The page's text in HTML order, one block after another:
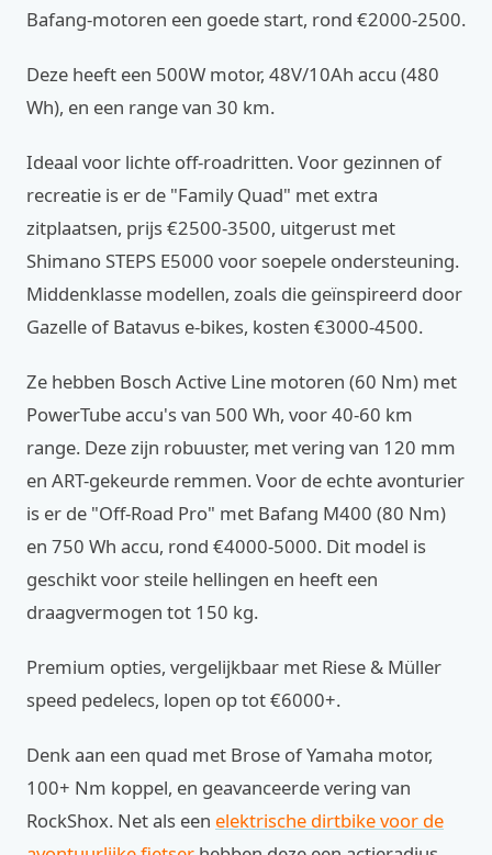
Bafang-motoren een goede start, rond €2000-2500.
Deze heeft een 500W motor, 48V/10Ah accu (480
Wh), en een range van 30 km.
Ideaal voor lichte off-roadritten. Voor gezinnen of
recreatie is er de "Family Quad" met extra
zitplaatsen, prijs €2500-3500, uitgerust met
Shimano STEPS E5000 voor soepele ondersteuning.
Middenklasse modellen, zoals die geïnspireerd door
Gazelle of Batavus e-bikes, kosten €3000-4500.
Ze hebben Bosch Active Line motoren (60 Nm) met
PowerTube accu's van 500 Wh, voor 40-60 km
range. Deze zijn robuuster, met vering van 120 mm
en ART-gekeurde remmen. Voor de echte avonturier
is er de "Off-Road Pro" met Bafang M400 (80 Nm)
en 750 Wh accu, rond €4000-5000. Dit model is
geschikt voor steile hellingen en heeft een
draagvermogen tot 150 kg.
Premium opties, vergelijkbaar met Riese & Müller
speed pedelecs, lopen op tot €6000+.
Denk aan een quad met Brose of Yamaha motor,
100+ Nm koppel, en geavanceerde vering van
RockShox. Net als een elektrische dirtbike voor de